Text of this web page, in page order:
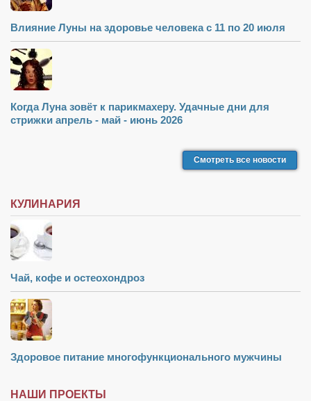
Режиссёры
Художники
Леонтий Костур
Римма Миленкова
Анна Черненко
Гостиная
Он и Она
Конкурсы
Фестиваль. Конкурс «Колибри» 2017
Конкурс «Колибри» 2016
Влияние Луны на здоровье человека с 11 по 20 июля
Когда Луна зовёт к парикмахеру. Удачные дни для
стрижки апрель - май - июнь 2026
Смотреть все новости
КУЛИНАРИЯ
Чай, кофе и остеохондроз
Здоровое питание многофункционального мужчины
НАШИ ПРОЕКТЫ